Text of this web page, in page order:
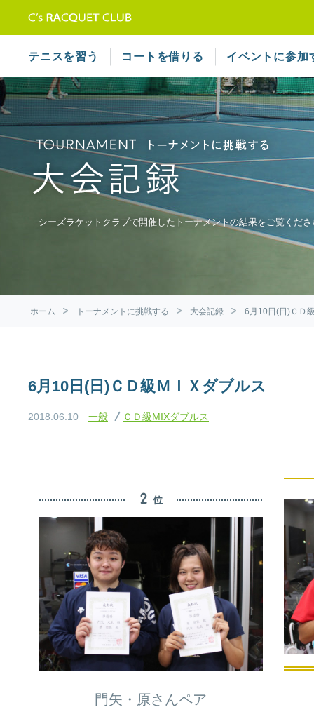
テニスを習う コートを借りる イベントに参加
シーズラケットクラブで開催したトーナメントの結果をご覧くださ
ホーム トーナメントに挑戦する 大会記録 6月10日(日)ＣＤ
6月10日(日)ＣＤ級ＭＩＸダブルス
2018.06.10 一般 ＣＤ級MIXダブルス
門矢・原さんペア